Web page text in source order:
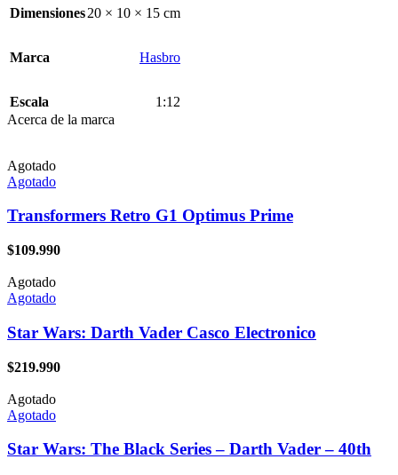
Dimensiones20 × 10 × 15 cm
Marca Hasbro
Escala
1:12
Acerca de la marca
Agotado
Agotado
Transformers Retro G1 Optimus Prime
$109.990
Agotado
Agotado
Star Wars: Darth Vader Casco Electronico
$219.990
Agotado
Agotado
Star Wars: The Black Series – Darth Vader – 40th